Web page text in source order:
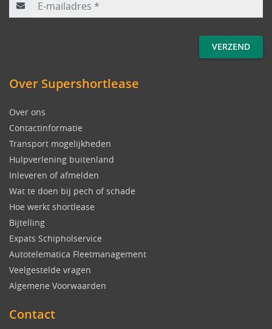
Over Supershortlease
Over ons
Contactinformatie
Transport mogelijkheden
Hulpverlening buitenland
Inleveren of afmelden
Wat te doen bij pech of schade
Hoe werkt shortlease
Bijtelling
Expats Schipholservice
Autotelematica Fleetmanagement
Veelgestelde vragen
Algemene Voorwaarden
Contact